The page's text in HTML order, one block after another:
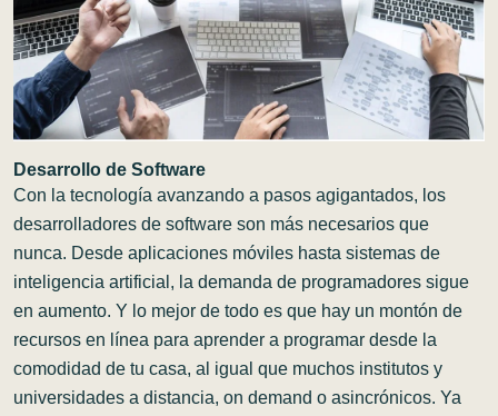
Desarrollo de Software
Con la tecnología avanzando a pasos agigantados, los
desarrolladores de software son más necesarios que
nunca. Desde aplicaciones móviles hasta sistemas de
inteligencia artificial, la demanda de programadores sigue
en aumento. Y lo mejor de todo es que hay un montón de
recursos en línea para aprender a programar desde la
comodidad de tu casa, al igual que muchos institutos y
universidades a distancia, on demand o asincrónicos. Ya